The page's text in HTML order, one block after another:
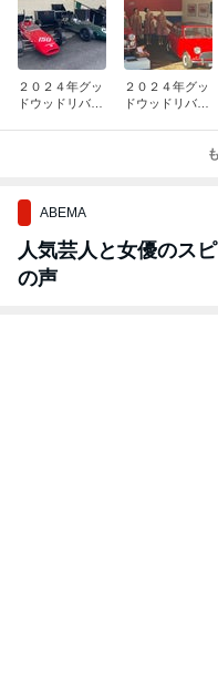
２０２４年グッ
ドウッドリバイ
２０２４年グッ
ドウッドリバイ
ABEMA
人気芸人と女優のス
の声